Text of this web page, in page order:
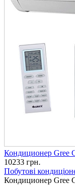
Кондиционер Gree
10233 грн.
Побутові
Кондиционер Gree